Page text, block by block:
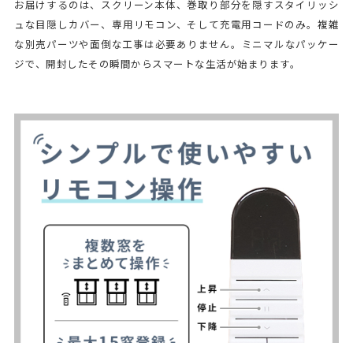
お届けするのは、スクリーン本体、巻取り部分を隠すスタイリッシ
ュな目隠しカバー、専用リモコン、そして充電用コードのみ。複雑
な別売パーツや面倒な工事は必要ありません。ミニマルなパッケー
ジで、開封したその瞬間からスマートな生活が始まります。